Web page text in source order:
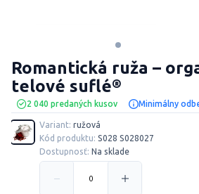
2 040 predaných kusov Minimálny
Romantická ruža –
telové suflé®
Variant: ružová
Kód produktu: S028 S028027
Dostupnosť: Na sklade